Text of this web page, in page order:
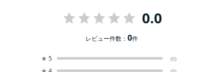
0.0
レビュー件数：0件
★ 5 (0)